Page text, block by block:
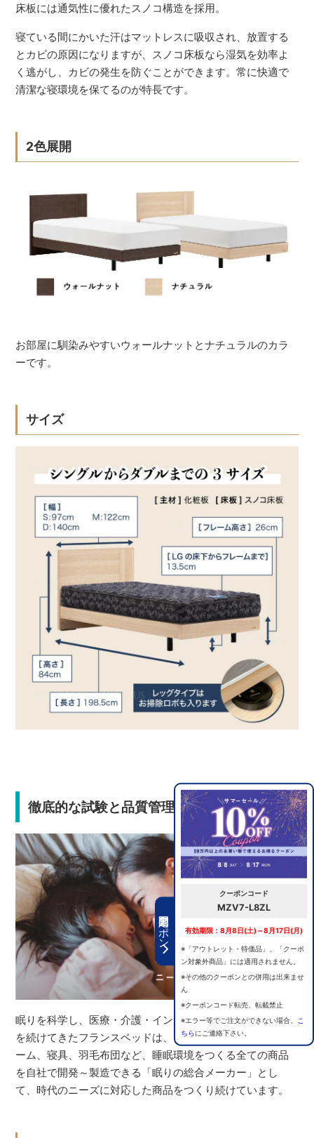
期間限定クーポン
クーポンコード
MZV7-L8ZL
有効期限：8月8日(土)～8月17日(月)
※「アウトレット・特価品」、「クーポ
ン対象外商品」には適用されません。
※その他のクーポンとの併用は出来ませ
ん
※クーポンコード転売、転載禁止
※エラー等でご注文ができない場合、
こ
ちらにご連絡下さい。
床板には通気性に優れたスノコ構造を採用。
寝ている間にかいた汗はマットレスに吸収され、放置する
とカビの原因になりますが、スノコ床板なら湿気を効率よ
く逃がし、カビの発生を防ぐことができます。常に快適で
清潔な寝環境を保てるのが特長です。
2色展開
お部屋に馴染みやすいウォールナットとナチュラルのカラ
ーです。
サイズ
徹底的な試験と品質管理で安心の選択
眠りを科学し、医療・介護・インテリアの分野で研究開発
を続けてきたフランスベッドは、マットレス、ベッドフレ
ーム、寝具、羽毛布団など、睡眠環境をつくる全ての商品
を自社で開発～製造できる「眠りの総合メーカー」とし
て、時代のニーズに対応した商品をつくり続けています。